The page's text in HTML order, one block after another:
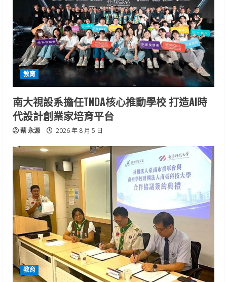
教育
南大視設系擔任TNDA核心推動學校 打造AI時
代設計創業家培育平台
蔡 永源 2026 年 8 月 5 日
教育